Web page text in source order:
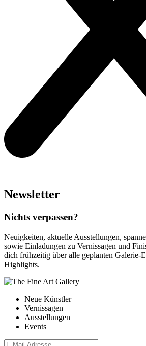
Newsletter
Nichts verpassen?
Neuigkeiten, aktuelle Ausstellungen,
sowie Einladungen zu Vernissagen und
dich frühzeitig über alle geplanten Galerie-
Highlights.
Neue Künstler
Vernissagen
Ausstellungen
Events